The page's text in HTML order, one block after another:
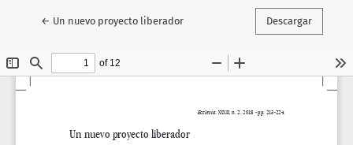
← Volver a los detalles del artículo
Un nuevo proyecto liberador Descargar